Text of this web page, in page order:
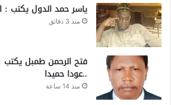
ياسر حمد الدول يكتب :
منذ 3 دقائق
فتح الرحمن طمبل
..عودا حميدا
منذ 14 ساعة